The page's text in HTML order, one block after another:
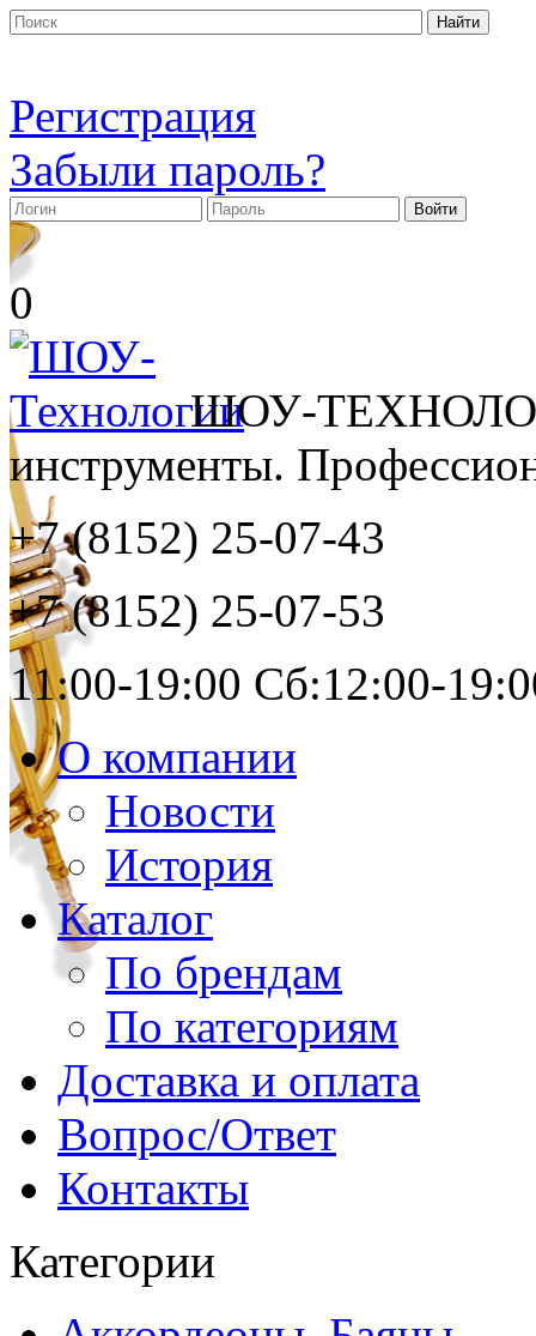
Регистрация
Забыли пароль?
0
ШОУ-
инструменты.
+7 (8152) 25-07-43
+7 (8152) 25-07-53
11:00-19:00 Сб:12:00-
О компании
Новости
История
Каталог
По брендам
По категориям
Доставка и оплата
Вопрос/Ответ
Контакты
Категории